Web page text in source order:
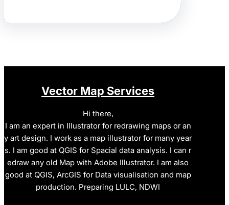
Vector Map Services
Hi there,
I am an expert in Illustrator for redrawing maps or an
y art design. I work as a map illustrator for many year
s. I am good at QGIS for Spacial data analysis. I can r
edraw any old Map with Adobe Illustrator. I am also
good at QGIS, ArcGIS for Data visualisation and map
production. Preparing LULC, NDWI